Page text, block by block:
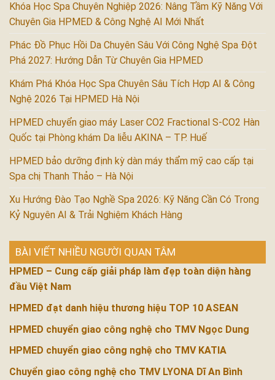
Khóa Học Spa Chuyên Nghiệp 2026: Nâng Tầm Kỹ Năng Với
Chuyên Gia HPMED & Công Nghệ AI Mới Nhất
Phác Đồ Phục Hồi Da Chuyên Sâu Với Công Nghệ Spa Đột
Phá 2027: Hướng Dẫn Từ Chuyên Gia HPMED
Khám Phá Khóa Học Spa Chuyên Sâu Tích Hợp AI & Công
Nghệ 2026 Tại HPMED Hà Nội
HPMED chuyển giao máy Laser CO2 Fractional S-CO2 Hàn
Quốc tại Phòng khám Da liễu AKINA – TP. Huế
HPMED bảo dưỡng định kỳ dàn máy thẩm mỹ cao cấp tại
Spa chị Thanh Thảo – Hà Nội
Xu Hướng Đào Tạo Nghề Spa 2026: Kỹ Năng Cần Có Trong
Kỷ Nguyên AI & Trải Nghiệm Khách Hàng
BÀI VIẾT NHIỀU NGƯỜI QUAN TÂM
HPMED – Cung cấp giải pháp làm đẹp toàn diện hàng
đầu Việt Nam
HPMED đạt danh hiệu thương hiệu TOP 10 ASEAN
HPMED chuyển giao công nghệ cho TMV Ngọc Dung
HPMED chuyển giao công nghệ cho TMV KATIA
Chuyển giao công nghệ cho TMV LYONA Dĩ An Bình